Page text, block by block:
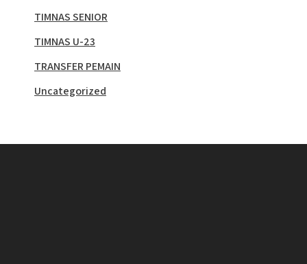
TIMNAS SENIOR
TIMNAS U-23
TRANSFER PEMAIN
Uncategorized